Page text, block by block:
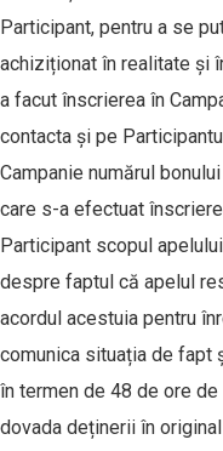
Participant, pentru a se
achiziționat în realitate și
a facut înscrierea în
contacta și pe
Campanie numărul
care s-a efectuat
Participant scopul
despre faptul că apelul
acordul acestuia pentru
comunica situația de fapt
în termen de 48 de ore
dovada deținerii în